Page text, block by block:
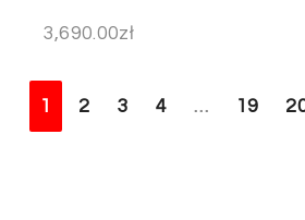
3,690.00zł
1 2 3 4 … 19